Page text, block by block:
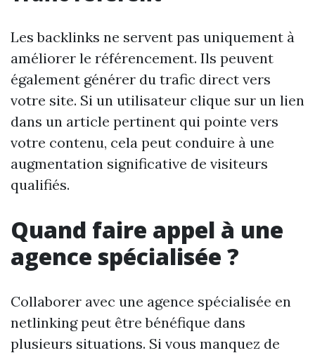
Les backlinks ne servent pas uniquement à
améliorer le référencement. Ils peuvent
également générer du trafic direct vers
votre site. Si un utilisateur clique sur un lien
dans un article pertinent qui pointe vers
votre contenu, cela peut conduire à une
augmentation significative de visiteurs
qualifiés.
Quand faire appel à une
agence spécialisée ?
Collaborer avec une agence spécialisée en
netlinking peut être bénéfique dans
plusieurs situations. Si vous manquez de